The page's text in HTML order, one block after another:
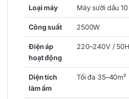
Loại máy Máy sưởi dầu
Công suất 2500W
Điện áp
hoạt động
220–240V /
Diện tích
làm ấm
Tối đa 35–40m²